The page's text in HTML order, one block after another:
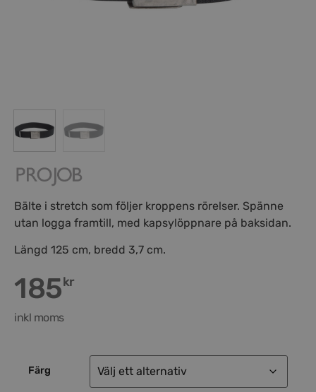
Bälte i stretch som följer kroppens rörelser. Spänne
utan logga framtill, med kapsylöppnare på baksidan.
Längd 125 cm, bredd 3,7 cm.
185kr
inkl moms
Färg